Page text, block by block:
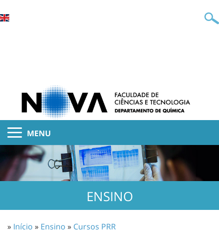
MENU
ENSINO
» Início » Ensino » Cursos PRR